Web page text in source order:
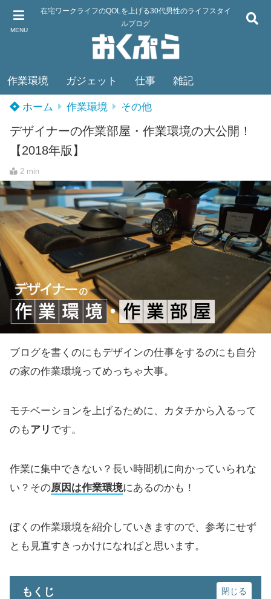
MENU
在宅ワークライフのQOLを上げる30代男性のライフスタイ
ルブログ
作業環境 ガジェット 仕事 雑記
ホーム 作業環境 その他
デザイナーの作業部屋・作業環境の大公開！
【2018年版】
2 min
ブログを書くのにもデザインの仕事をするのにも自分
の家の作業環境ってめっちゃ大事。
モチベーションを上げるために、カタチから入るって
のもアリ です。
作業に集中できない？長い時間机に向かっていられな
い？その原因は作業環境にあるのかも！
ぼくの作業環境を紹介していきますので、参考にせず
とも見直すきっかけになればと思います。
もくじ